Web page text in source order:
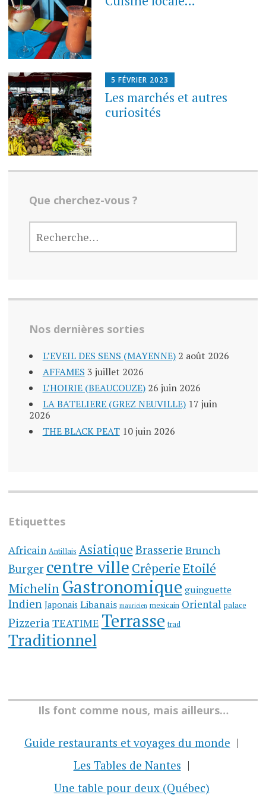
5 FÉVRIER 2023
Les marchés et autres
curiosités
Que cherchez-vous ?
RECHERCHER :
Nos dernières sorties
L’EVEIL DES SENS (MAYENNE) 2 août 2026
AFFAMES 3 juillet 2026
L’HOIRIE (BEAUCOUZE) 26 juin 2026
LA BATELIERE (GREZ NEUVILLE) 17 juin
2026
THE BLACK PEAT 10 juin 2026
Etiquettes
Africain Antillais Asiatique Brasserie Brunch
Burger centre ville CrêperieEtoilé
Michelin Gastronomique guinguette
Indien Japonais Libanais mauricien mexicain Oriental palace
Pizzeria TEATIME Terrasse trad
Traditionnel
Ils font comme nous, mais ailleurs…
Guide restaurants et voyages du monde
Les Tables de Nantes
Une table pour deux (Québec)